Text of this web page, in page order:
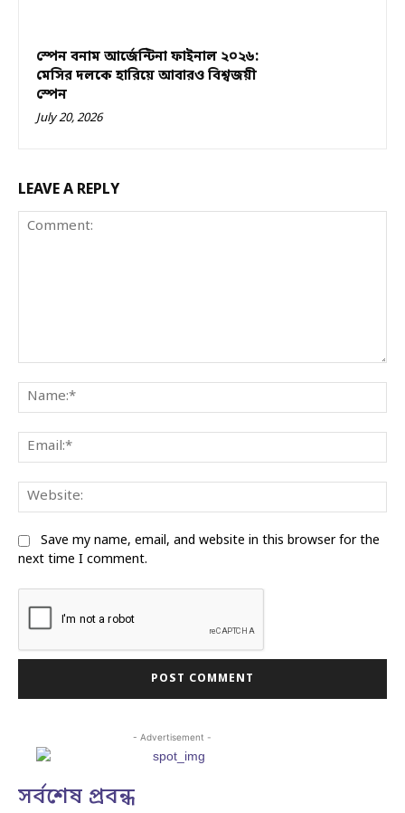
স্পেন বনাম আর্জেন্টিনা ফাইনাল ২০২৬:
মেসির দলকে হারিয়ে আবারও বিশ্বজয়ী
স্পেন
July 20, 2026
LEAVE A REPLY
Save my name, email, and website in this browser for the
next time I comment.
- Advertisement -
সর্বশেষ প্রবন্ধ